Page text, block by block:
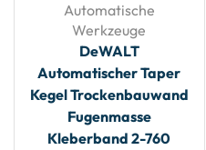
Automatische
Werkzeuge
DeWALT
Automatischer Taper
Kegel Trockenbauwand
Fugenmasse
Kleberband 2-760